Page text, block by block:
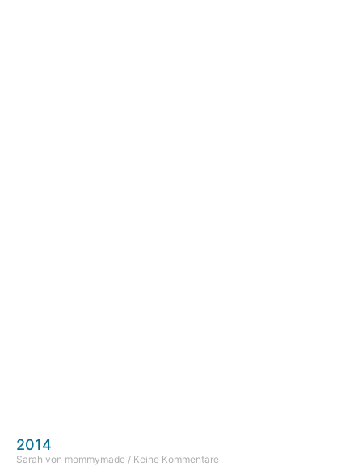
2014
Sarah von mommymade Keine Kommentare